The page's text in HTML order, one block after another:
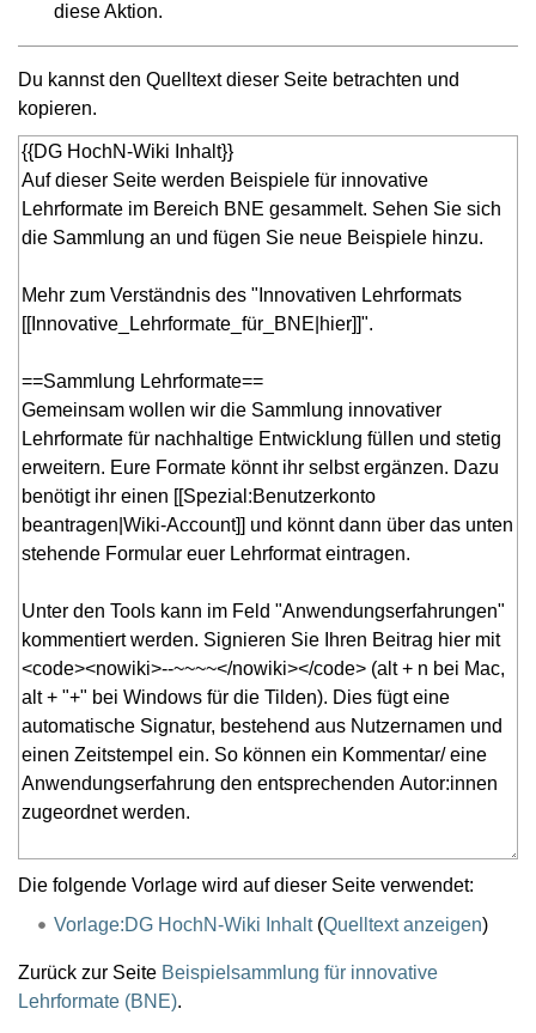
diese Aktion.
Du kannst den Quelltext dieser Seite betrachten und
kopieren.
Die folgende Vorlage wird auf dieser Seite verwendet:
Vorlage:DG HochN-Wiki Inhalt(Quelltext anzeigen)
Zurück zur Seite Beispielsammlung für innovative
Lehrformate (BNE).